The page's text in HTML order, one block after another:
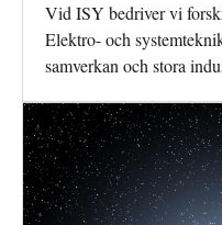
Vid ISY bedriver vi
Elektro- och
samverkan och stora